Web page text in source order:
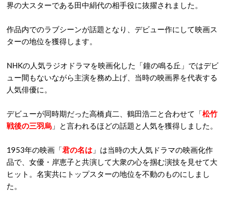
界の大スターである田中絹代の相手役に抜擢されました。
作品内でのラブシーンが話題となり、デビュー作にして映画ス
ターの地位を獲得します。
NHKの人気ラジオドラマを映画化した「鐘の鳴る丘」ではデビ
ュー間もないながら主演を務め上げ、当時の映画界を代表する
人気俳優に。
デビューが同時期だった高橋貞二、鶴田浩二と合わせて「松竹
戦後の三羽烏 」と言われるほどの話題と人気を獲得しました。
1953年の映画「君の名は 」は当時の大人気ドラマの映画化作
品で、女優・岸恵子と共演して大衆の心を掴む演技を見せて大
ヒット。名実共にトップスターの地位を不動のものにしまし
た。